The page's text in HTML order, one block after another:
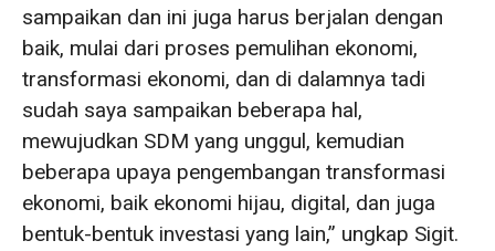
sampaikan dan ini juga harus berjalan dengan
baik, mulai dari proses pemulihan ekonomi,
transformasi ekonomi, dan di dalamnya tadi
sudah saya sampaikan beberapa hal,
mewujudkan SDM yang unggul, kemudian
beberapa upaya pengembangan transformasi
ekonomi, baik ekonomi hijau, digital, dan juga
bentuk-bentuk investasi yang lain,” ungkap Sigit.